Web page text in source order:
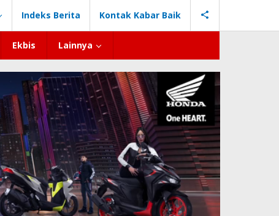
Indeks Berita Kontak Kabar Baik
Ekbis Lainnya